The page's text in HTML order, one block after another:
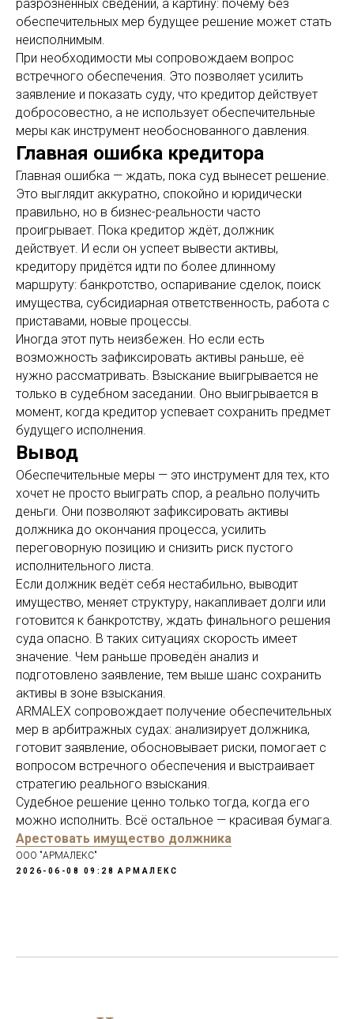
разрозненных сведений, а картину: почему без
обеспечительных мер будущее решение может стать
неисполнимым.
При необходимости мы сопровождаем вопрос
встречного обеспечения. Это позволяет усилить
заявление и показать суду, что кредитор действует
добросовестно, а не использует обеспечительные
меры как инструмент необоснованного давления.
Главная ошибка кредитора
Главная ошибка — ждать, пока суд вынесет решение.
Это выглядит аккуратно, спокойно и юридически
правильно, но в бизнес-реальности часто
проигрывает. Пока кредитор ждёт, должник
действует. И если он успеет вывести активы,
кредитору придётся идти по более длинному
маршруту: банкротство, оспаривание сделок, поиск
имущества, субсидиарная ответственность, работа с
приставами, новые процессы.
Иногда этот путь неизбежен. Но если есть
возможность зафиксировать активы раньше, её
нужно рассматривать. Взыскание выигрывается не
только в судебном заседании. Оно выигрывается в
момент, когда кредитор успевает сохранить предмет
будущего исполнения.
Вывод
Обеспечительные меры — это инструмент для тех, кто
хочет не просто выиграть спор, а реально получить
деньги. Они позволяют зафиксировать активы
должника до окончания процесса, усилить
переговорную позицию и снизить риск пустого
исполнительного листа.
Если должник ведёт себя нестабильно, выводит
имущество, меняет структуру, накапливает долги или
готовится к банкротству, ждать финального решения
суда опасно. В таких ситуациях скорость имеет
значение. Чем раньше проведён анализ и
подготовлено заявление, тем выше шанс сохранить
активы в зоне взыскания.
ARMALEX сопровождает получение обеспечительных
мер в арбитражных судах: анализирует должника,
готовит заявление, обосновывает риски, помогает с
вопросом встречного обеспечения и выстраивает
стратегию реального взыскания.
Судебное решение ценно только тогда, когда его
можно исполнить. Всё остальное — красивая бумага.
Арестовать имущество должника
ООО "АРМАЛЕКС"
2026-06-08 09:28 АРМАЛЕКС